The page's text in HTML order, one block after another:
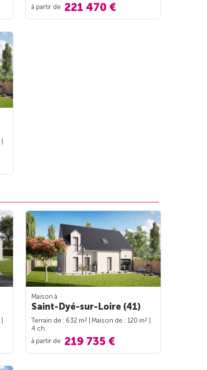
à partir de 221 470 €
Maison à
Saint-Dyé-sur-Loire (41)
Terrain de : 632 m2 | Maison de : 120 m2
4 ch.
à partir de 219 735 €